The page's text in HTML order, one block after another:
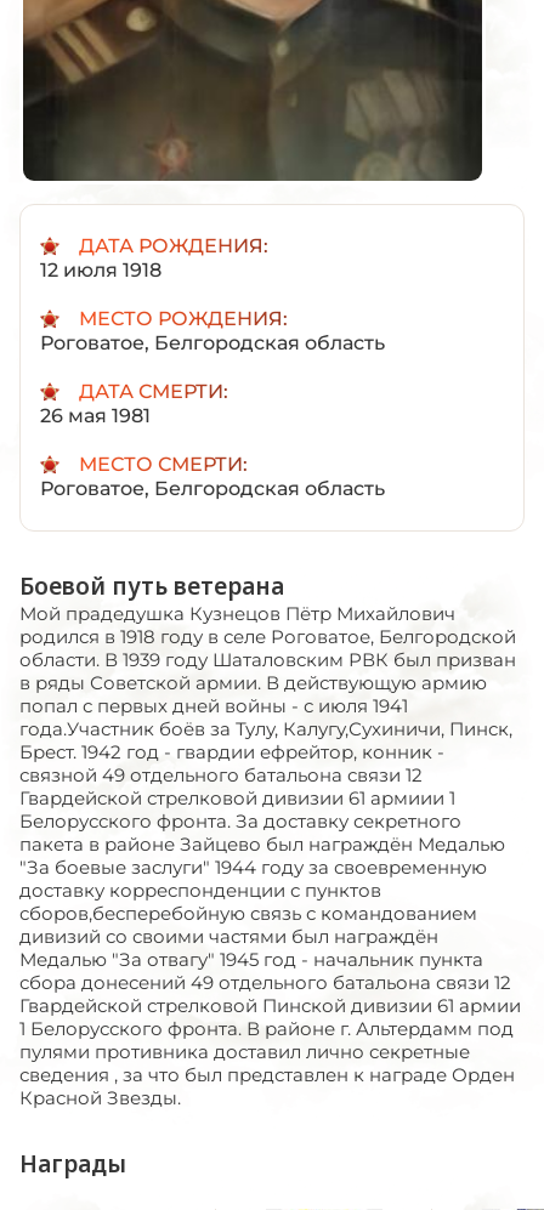
ДАТА РОЖДЕНИЯ:
12 июля 1918
МЕСТО РОЖДЕНИЯ:
Роговатое, Белгородская область
ДАТА СМЕРТИ:
26 мая 1981
МЕСТО СМЕРТИ:
Роговатое, Белгородская область
Боевой путь ветерана
Мой прадедушка Кузнецов Пётр Михайлович
родился в 1918 году в селе Роговатое, Белгородской
области. В 1939 году Шаталовским РВК был призван
в ряды Советской армии. В действующую армию
попал с первых дней войны - с июля 1941
года.Участник боёв за Тулу, Калугу,Сухиничи, Пинск,
Брест. 1942 год - гвардии ефрейтор, конник -
связной 49 отдельного батальона связи 12
Гвардейской стрелковой дивизии 61 армиии 1
Белорусского фронта. За доставку секретного
пакета в районе Зайцево был награждён Медалью
"За боевые заслуги" 1944 году за своевременную
доставку корреспонденции с пунктов
сборов,бесперебойную связь с командованием
дивизий со своими частями был награждён
Медалью "За отвагу" 1945 год - начальник пункта
сбора донесений 49 отдельного батальона связи 12
Гвардейской стрелковой Пинской дивизии 61 армии
1 Белорусского фронта. В районе г. Альтердамм под
пулями противника доставил лично секретные
сведения , за что был представлен к награде Орден
Красной Звезды.
Награды